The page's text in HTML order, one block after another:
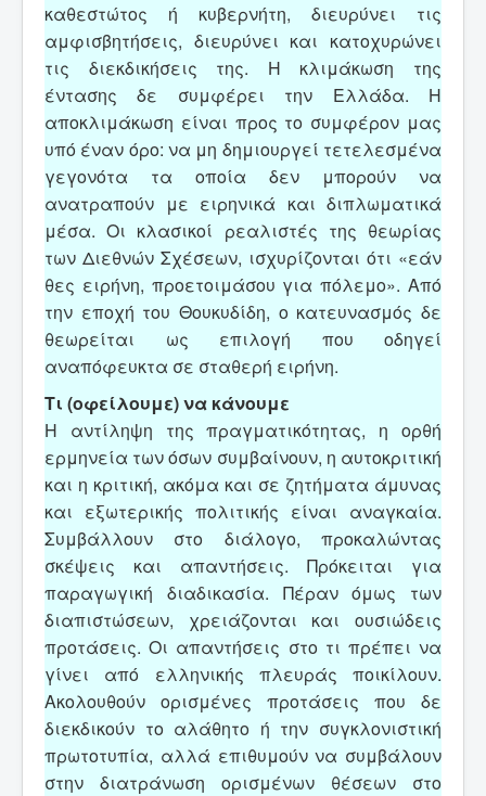
καθεστώτος ή κυβερνήτη, διευρύνει τις
αμφισβητήσεις, διευρύνει και κατοχυρώνει
τις διεκδικήσεις της. Η κλιμάκωση της
έντασης δε συμφέρει την Ελλάδα. Η
αποκλιμάκωση είναι προς το συμφέρον μας
υπό έναν όρο: να μη δημιουργεί τετελεσμένα
γεγονότα τα οποία δεν μπορούν να
ανατραπούν με ειρηνικά και διπλωματικά
μέσα. Οι κλασικοί ρεαλιστές της θεωρίας
των Διεθνών Σχέσεων, ισχυρίζονται ότι «εάν
θες ειρήνη, προετοιμάσου για πόλεμο». Από
την εποχή του Θουκυδίδη, ο κατευνασμός δε
θεωρείται ως επιλογή που οδηγεί
αναπόφευκτα σε σταθερή ειρήνη.
Τι (οφείλουμε) να κάνουμε
Η αντίληψη της πραγματικότητας, η ορθή
ερμηνεία των όσων συμβαίνουν, η αυτοκριτική
και η κριτική, ακόμα και σε ζητήματα άμυνας
και εξωτερικής πολιτικής είναι αναγκαία.
Συμβάλλουν στο διάλογο, προκαλώντας
σκέψεις και απαντήσεις. Πρόκειται για
παραγωγική διαδικασία. Πέραν όμως των
διαπιστώσεων, χρειάζονται και ουσιώδεις
προτάσεις. Οι απαντήσεις στο τι πρέπει να
γίνει από ελληνικής πλευράς ποικίλουν.
Ακολουθούν ορισμένες προτάσεις που δε
διεκδικούν το αλάθητο ή την συγκλονιστική
πρωτοτυπία, αλλά επιθυμούν να συμβάλουν
στην διατράνωση ορισμένων θέσεων στο